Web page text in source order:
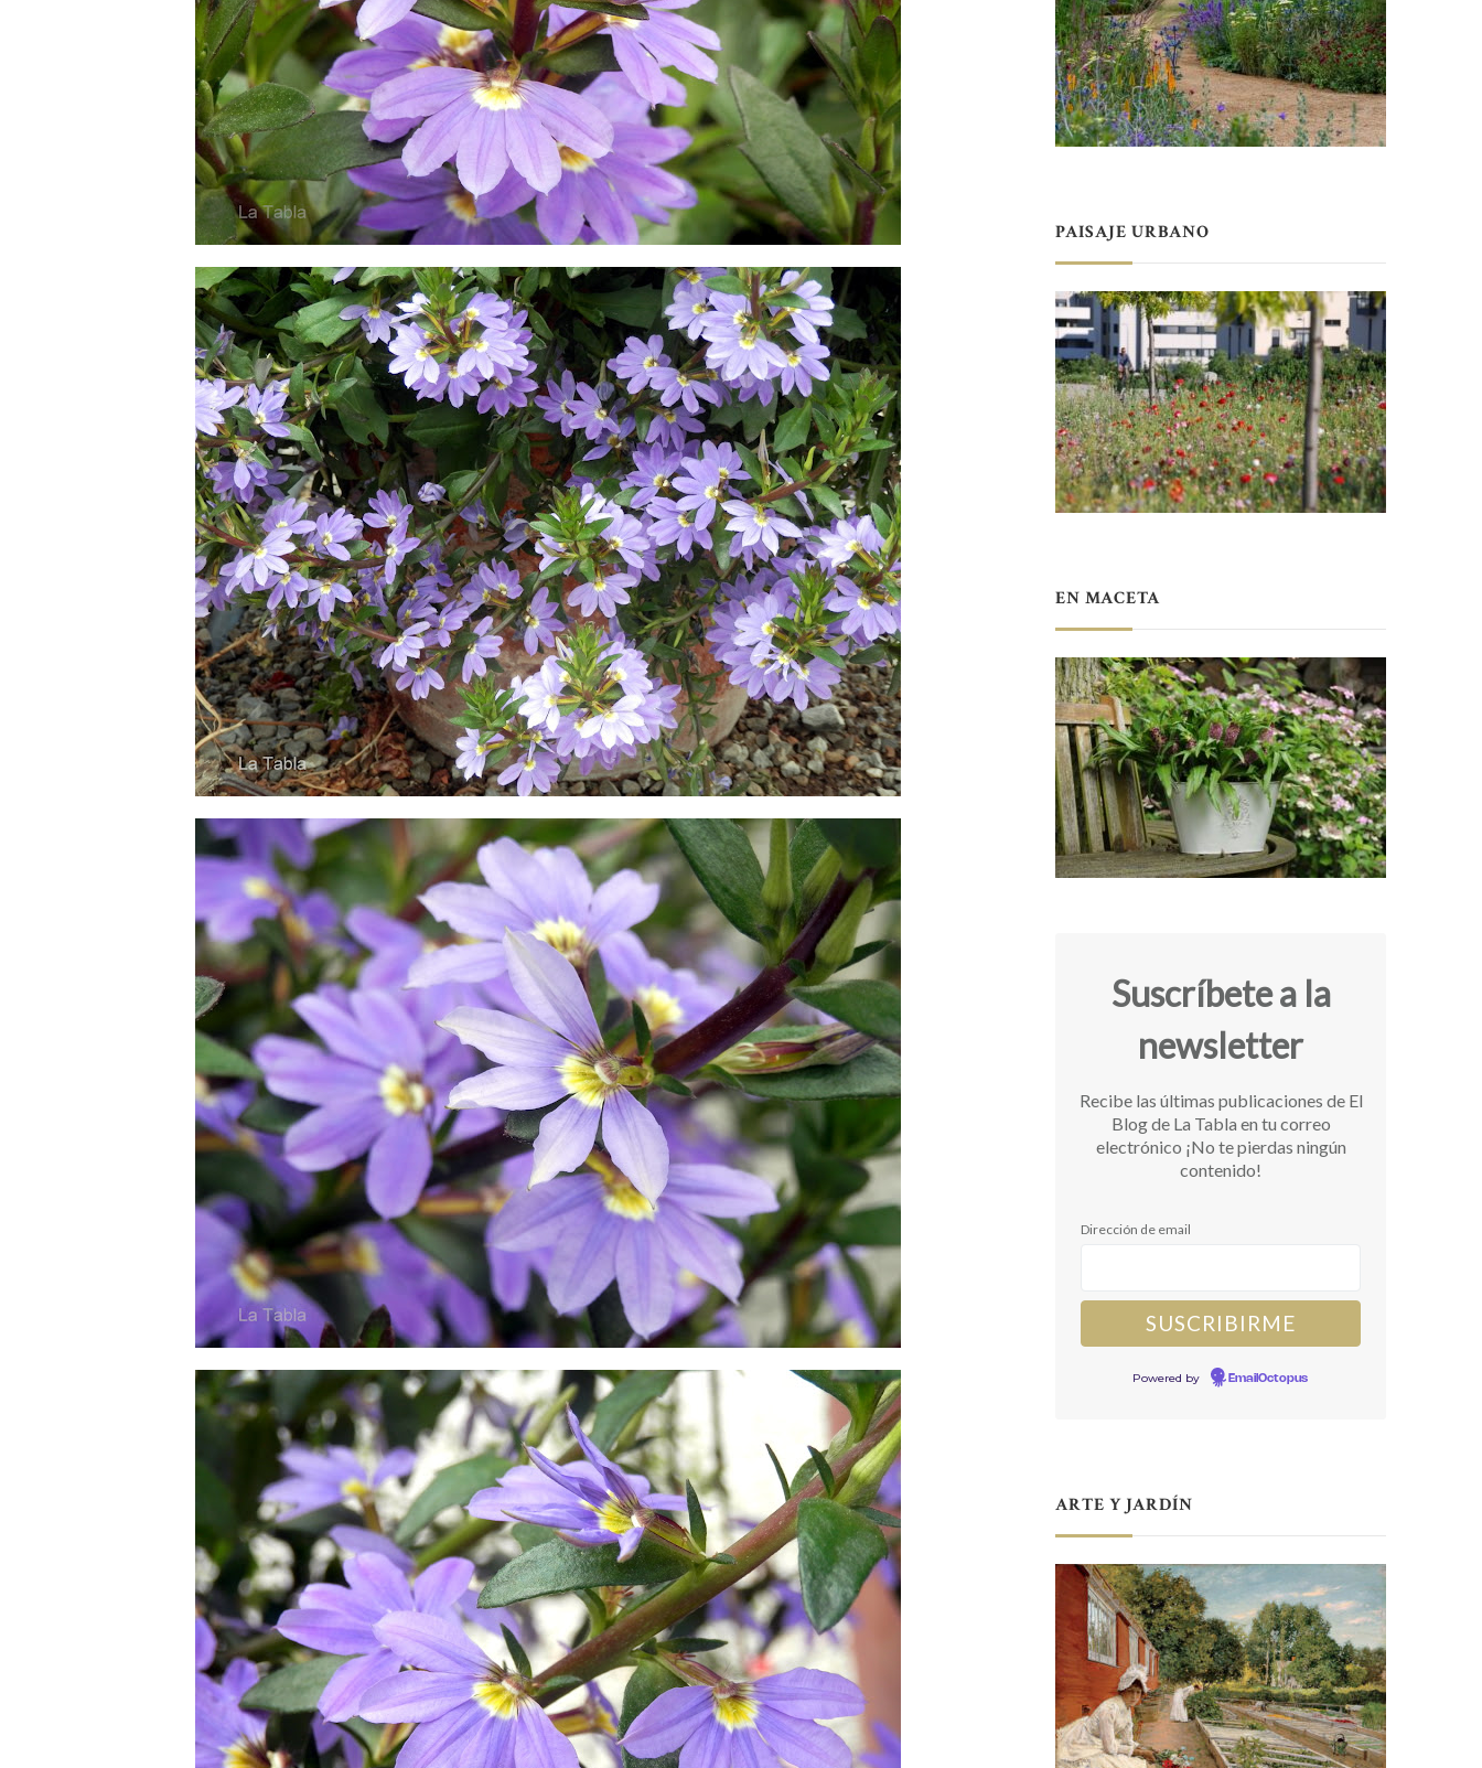
PAISAJE URBANO
EN MACETA
Suscríbete a la
newsletter
Recibe las últimas publicaciones de El
Blog de La Tabla en tu correo
electrónico ¡No te pierdas ningún
contenido!
Dirección de email
Powered by EmailOctopus
ARTE Y JARDÍN